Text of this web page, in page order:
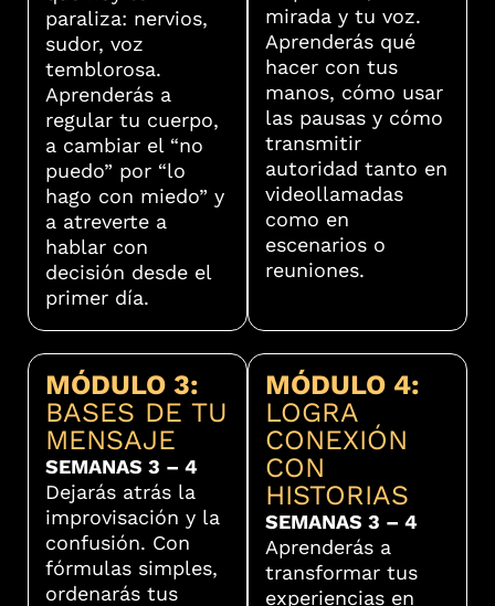
paraliza: nervios,
sudor, voz
temblorosa.
Aprenderás a
regular tu cuerpo,
a cambiar el “no
puedo” por “lo
hago con miedo” y
a atreverte a
hablar con
decisión desde el
primer día.
mirada y tu voz.
Aprenderás qué
hacer con tus
manos, cómo usar
las pausas y cómo
transmitir
autoridad tanto en
videollamadas
como en
escenarios o
reuniones.
MÓDULO 3:
BASES DE TU
MENSAJE
SEMANAS 3 – 4
Dejarás atrás la
improvisación y la
confusión. Con
fórmulas simples,
ordenarás tus
MÓDULO 4:
LOGRA
CONEXIÓN
CON
HISTORIAS
SEMANAS 3 – 4
Aprenderás a
transformar tus
experiencias en